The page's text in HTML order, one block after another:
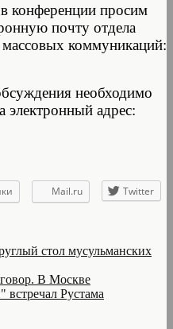
конференции просим
почту отдела
массовых коммуникаций:
необходимо
электронный адрес:
Mail.ru
Twitter
стол мусульманских
В Москве
встречал Рустама